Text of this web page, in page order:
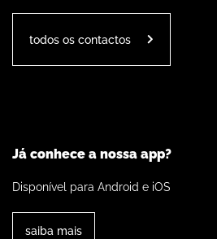
todos os contactos
Já conhece a nossa app?
Disponível para Android e iOS
saiba mais